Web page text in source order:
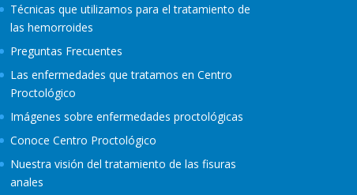
Técnicas que utilizamos para el tratamiento de
las hemorroides
Preguntas Frecuentes
Las enfermedades que tratamos en Centro
Proctológico
Imágenes sobre enfermedades proctológicas
Conoce Centro Proctológico
Nuestra visión del tratamiento de las fisuras
anales